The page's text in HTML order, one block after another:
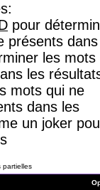
pour
présents
les mots
les
mots qui ne
dans les
un joker
partielles